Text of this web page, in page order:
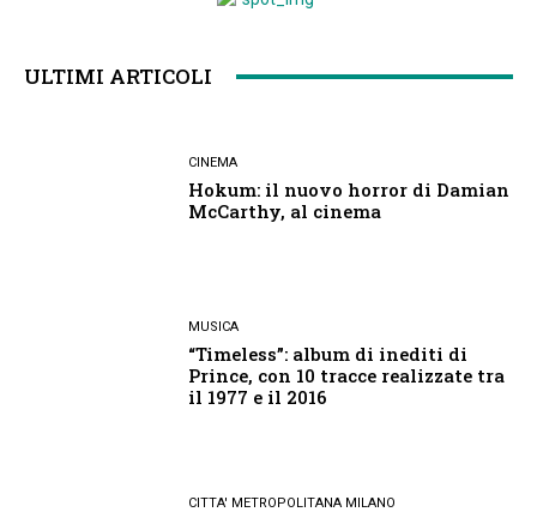
ULTIMI ARTICOLI
CINEMA
Hokum: il nuovo horror di Damian
McCarthy, al cinema
MUSICA
“Timeless”: album di inediti di
Prince, con 10 tracce realizzate tra
il 1977 e il 2016
CITTA' METROPOLITANA MILANO